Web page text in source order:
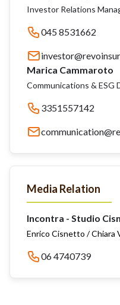
Investor Relations
045 8531662
Marica Cammaroto
Communications & ESG
3351557142
Media Relation
Incontra - Studio
Enrico Cisnetto / Chiara
06 4740739